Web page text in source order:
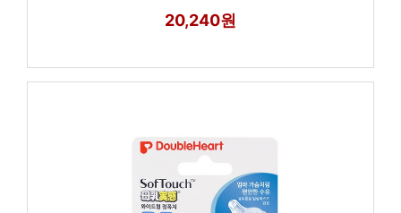
20,240원